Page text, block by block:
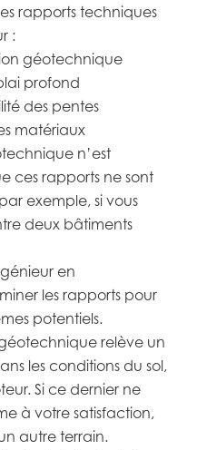
rapports techniques
:
géotechnique
profond
des pentes
matériaux
n’est
ces rapports ne sont
exemple, si vous
deux bâtiments
en
les rapports pour
potentiels.
relève un
les conditions du sol,
Si ce dernier ne
à votre satisfaction,
autre terrain.